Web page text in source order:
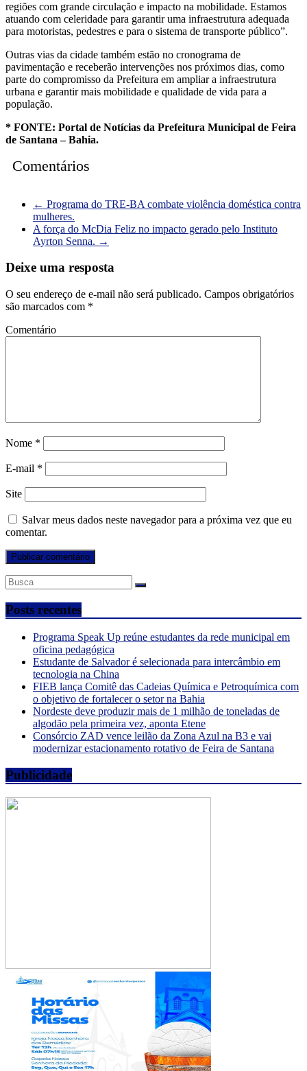
regiões com grande circulação e impacto na mobilidade. Estamos
atuando com celeridade para garantir uma infraestrutura adequada
para motoristas, pedestres e para o sistema de transporte público”.
Outras vias da cidade também estão no cronograma de
pavimentação e receberão intervenções nos próximos dias, como
parte do compromisso da Prefeitura em ampliar a infraestrutura
urbana e garantir mais mobilidade e qualidade de vida para a
população.
* FONTE: Portal de Notícias da Prefeitura Municipal de Feira
de Santana – Bahia.
Comentários
← Programa do TRE-BA combate violência doméstica contra
mulheres.
A força do McDia Feliz no impacto gerado pelo Instituto
Ayrton Senna. →
Deixe uma resposta
O seu endereço de e-mail não será publicado. Campos obrigatórios
são marcados com *
Comentário
Nome *
E-mail *
Site
Salvar meus dados neste navegador para a próxima vez que eu
comentar.
Posts recentes
Programa Speak Up reúne estudantes da rede municipal em
oficina pedagógica
Estudante de Salvador é selecionada para intercâmbio em
tecnologia na China
FIEB lança Comitê das Cadeias Química e Petroquímica com
o objetivo de fortalecer o setor na Bahia
Nordeste deve produzir mais de 1 milhão de toneladas de
algodão pela primeira vez, aponta Etene
Consórcio ZAD vence leilão da Zona Azul na B3 e vai
modernizar estacionamento rotativo de Feira de Santana
Publicidade